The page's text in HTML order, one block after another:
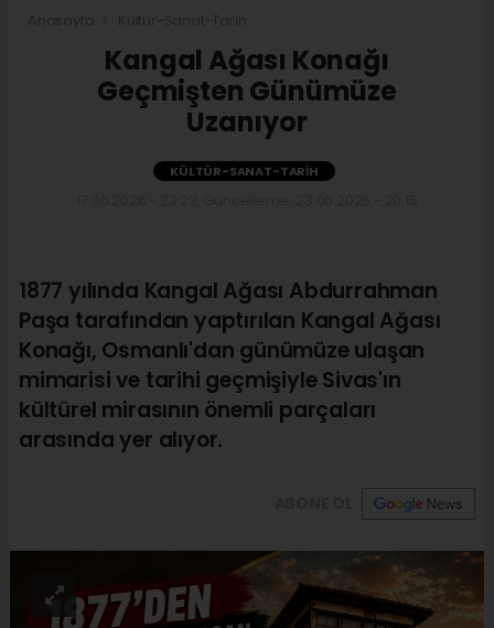
Kangal Ağası Konağı
Geçmişten Günümüze
Uzanıyor
KÜLTÜR-SANAT-TARIH
1877 yılında Kangal Ağası Abdurrahman
Paşa tarafından yaptırılan Kangal Ağası
Konağı, Osmanlı'dan günümüze ulaşan
mimarisi ve tarihi geçmişiyle Sivas'ın
kültürel mirasının önemli parçaları
arasında yer alıyor.